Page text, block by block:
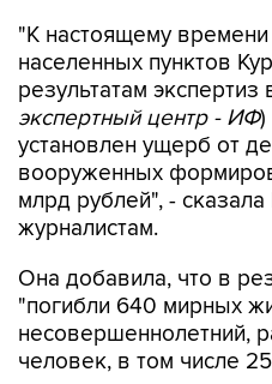
"К настоящему
населенных пунктов
результатам
экспертный центр - ИФ
установлен ущерб от
вооруженных
млрд рублей", -
журналистам.
Она добавила, что в
"погибли 640 мирных
несовершеннолетний,
человек, в том числе